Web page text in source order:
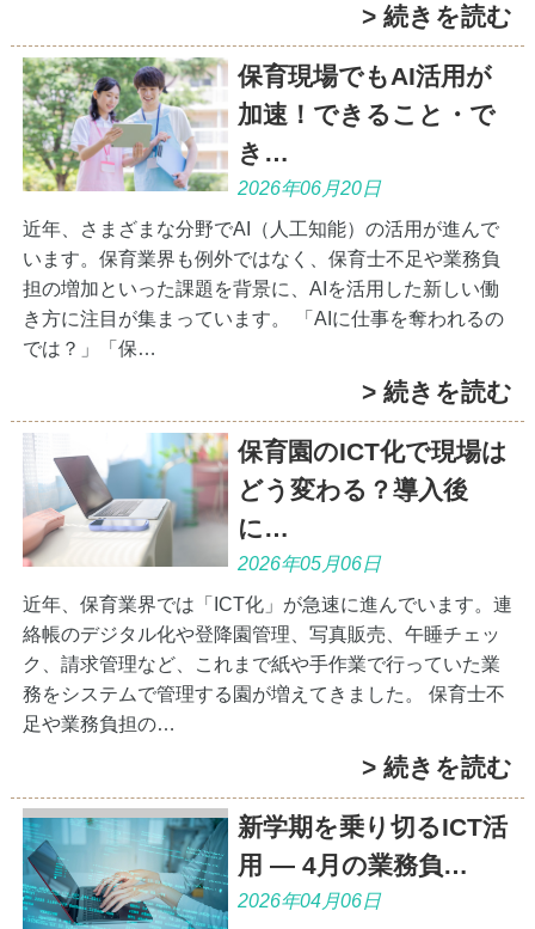
> 続きを読む
保育現場でもAI活用が
加速！できること・で
き…
2026年06月20日
近年、さまざまな分野でAI（人工知能）の活用が進んで
います。保育業界も例外ではなく、保育士不足や業務負
担の増加といった課題を背景に、AIを活用した新しい働
き方に注目が集まっています。 「AIに仕事を奪われるの
では？」「保…
> 続きを読む
保育園のICT化で現場は
どう変わる？導入後
に…
2026年05月06日
近年、保育業界では「ICT化」が急速に進んでいます。連
絡帳のデジタル化や登降園管理、写真販売、午睡チェッ
ク、請求管理など、これまで紙や手作業で行っていた業
務をシステムで管理する園が増えてきました。 保育士不
足や業務負担の…
> 続きを読む
新学期を乗り切るICT活
用 ― 4月の業務負…
2026年04月06日